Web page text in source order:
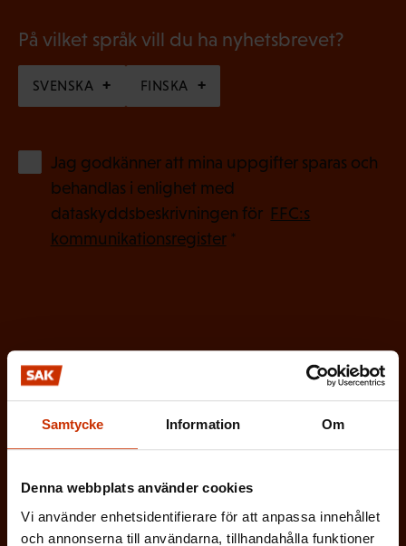
Samtycke Information Om
Denna webbplats använder cookies
Vi använder enhetsidentifierare för att anpassa innehållet
och annonserna till användarna, tillhandahålla funktioner
)
På vilket språk vill du ha nyhetsbrevet?
SVENSKA FINSKA
Jag godkänner att mina uppgifter sparas och
behandlas i enlighet med
dataskyddsbeskrivningen för FFC:s
kommunikationsregister*
o
i
k